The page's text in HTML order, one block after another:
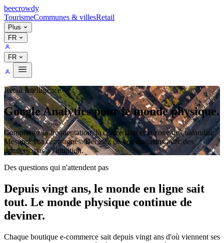
beecrowdy
TourismeCommunes & villesRetail
Plus
FR
FR
Retail Intelligence
Google Analyticspour le monde physique.
Comprenez la fréquentation, la conversion et la zone de chalandise.
Mesurez vos campagnes. Décidez de vos magasins avec des
données, pas à l'intuition.
Des questions qui n'attendent pas
Depuis vingt ans, le monde en ligne sait
tout. Le monde physique continue de
deviner.
Chaque boutique e-commerce sait depuis vingt ans d'où viennent ses